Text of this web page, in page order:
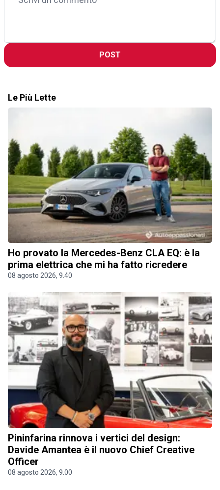
POST
Le Più Lette
Ho provato la Mercedes-Benz CLA EQ: è la
prima elettrica che mi ha fatto ricredere
08 agosto 2026, 9.40
Pininfarina rinnova i vertici del design:
Davide Amantea è il nuovo Chief Creative
Officer
08 agosto 2026, 9.00